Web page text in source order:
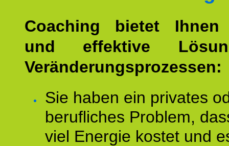
Coaching bietet Ihnen
und effektive
Veränderungsprozessen:
Sie haben ein privates
berufliches Problem,
viel Energie kostet und